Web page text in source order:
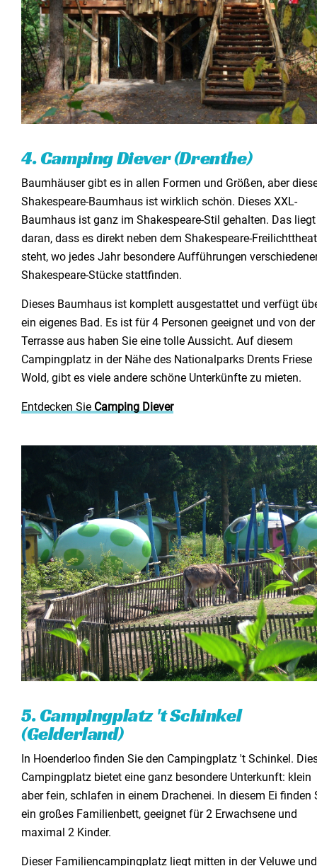
4. Camping Diever (Drenthe)
Baumhäuser gibt es in allen Formen und Größen, aber
Shakespeare-Baumhaus ist wirklich schön. Dieses XXL-
Baumhaus ist ganz im Shakespeare-Stil gehalten. Das liegt
daran, dass es direkt neben dem Shakespeare-
steht, wo jedes Jahr besondere Aufführungen
Shakespeare-Stücke stattfinden.
Dieses Baumhaus ist komplett ausgestattet und verfügt
ein eigenes Bad. Es ist für 4 Personen geeignet und von der
Terrasse aus haben Sie eine tolle Aussicht. Auf diesem
Campingplatz in der Nähe des Nationalparks Drents Friese
Wold, gibt es viele andere schöne Unterkünfte zu mieten.
Entdecken Sie Camping Diever
5. Campingplatz 't Schinkel
(Gelderland)
In Hoenderloo finden Sie den Campingplatz 't Schinkel.
Campingplatz bietet eine ganz besondere Unterkunft: klein
aber fein, schlafen in einem Drachenei. In diesem Ei finden
ein großes Familienbett, geeignet für 2 Erwachsene und
maximal 2 Kinder.
Dieser Familiencampingplatz liegt mitten in der Veluwe und